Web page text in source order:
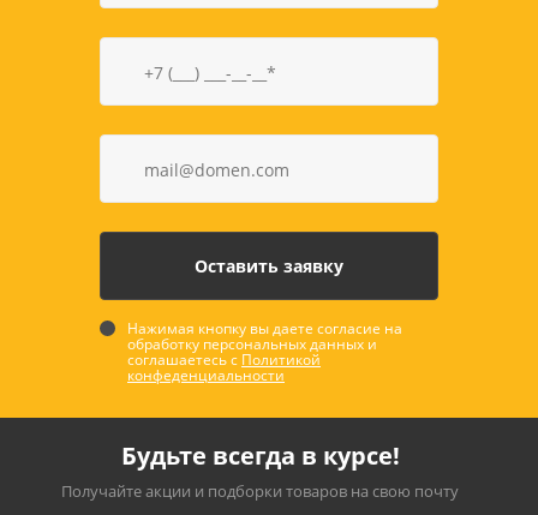
Нажимая кнопку вы даете согласие на
обработку персональных данных и
соглашаетесь с Политикой
конфеденциальности
Будьте всегда в курсе!
Получайте акции и подборки товаров на свою почту